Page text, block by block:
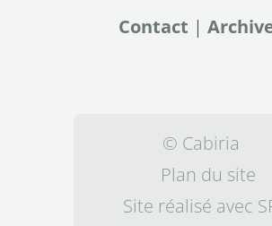
Contact |
© Cabiria
Plan du site
Site réalisé avec